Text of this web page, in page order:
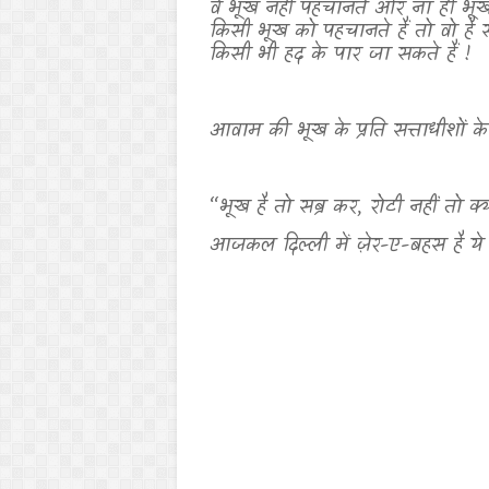
वे भूख नहीं पहचानते और ना ही
किसी भूख को पहचानते हैं तो वो
किसी भी हद के पार जा सकते हैं !
आवाम की भूख के प्रति सत्ताधीशों
“भूख है तो सब्र कर, रोटी नहीं तो
आजकल दिल्ली में ज़ेर-ए-बहस है ये